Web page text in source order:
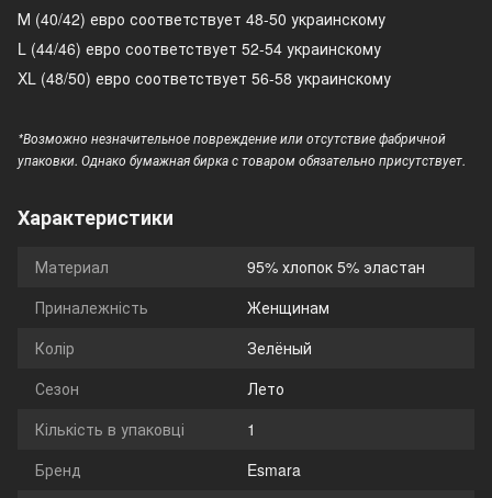
М (40/42) евро соответствует 48-50 украинскому
L (44/46) евро соответствует 52-54 украинскому
XL (48/50) евро соответствует 56-58 украинскому
*Возможно незначительное повреждение или отсутствие фабричной
упаковки. Однако бумажная бирка с товаром обязательно присутствует.
Характеристики
Материал
95% хлопок 5% эластан
Приналежність
Женщинам
Колір
Зелёный
Сезон
Лето
Кількість в упаковці
1
Бренд
Esmara